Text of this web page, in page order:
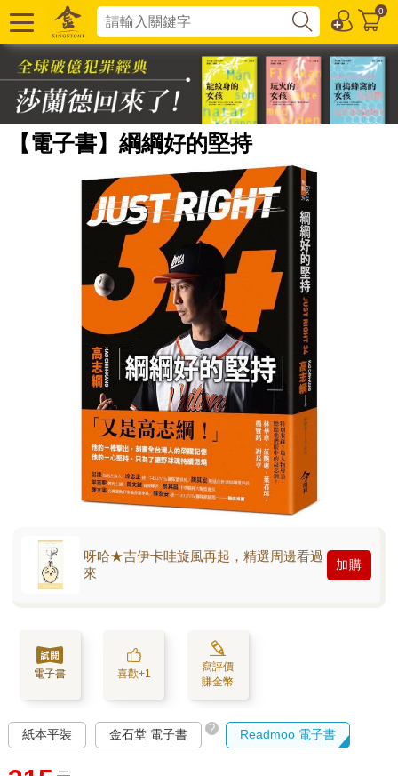
0
【電子書】綱綱好的堅持
呀哈★吉伊卡哇旋風再起，精選周邊看過
來
加購
電子書 喜歡+1
寫評價
賺金幣
紙本平裝 金石堂 電子書 ? Readmoo 電子書